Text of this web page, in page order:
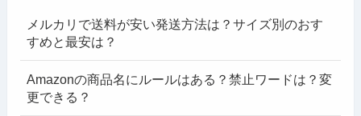
メルカリで送料が安い発送方法は？サイズ別のおす
すめと最安は？
Amazonの商品名にルールはある？禁止ワードは？変
更できる？